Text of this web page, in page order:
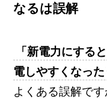
なるは誤解
「新電力にする
電しやすくなった
よくある誤解です